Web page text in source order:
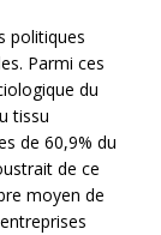
politiques
Parmi ces
du
tissu
de 60,9% du
de ce
moyen de